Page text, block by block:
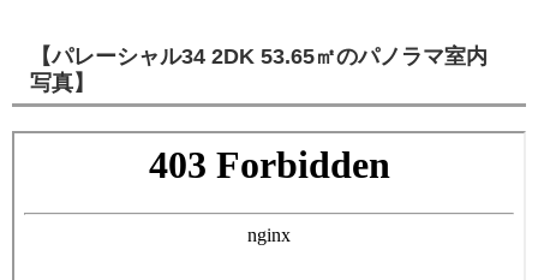
【パレーシャル34 2DK 53.65㎡のパノラマ室内
写真】